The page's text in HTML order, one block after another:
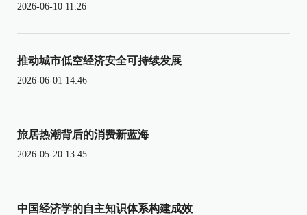
2026-06-10 11:26
推动城市低空经济安全可持续发展
2026-06-01 14:46
旅居热潮背后的消费新蓝海
2026-05-20 13:45
中国经济学的自主知识体系构建成效